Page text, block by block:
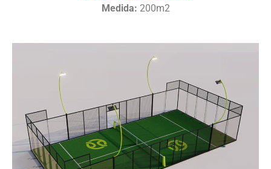
Medida: 200m2